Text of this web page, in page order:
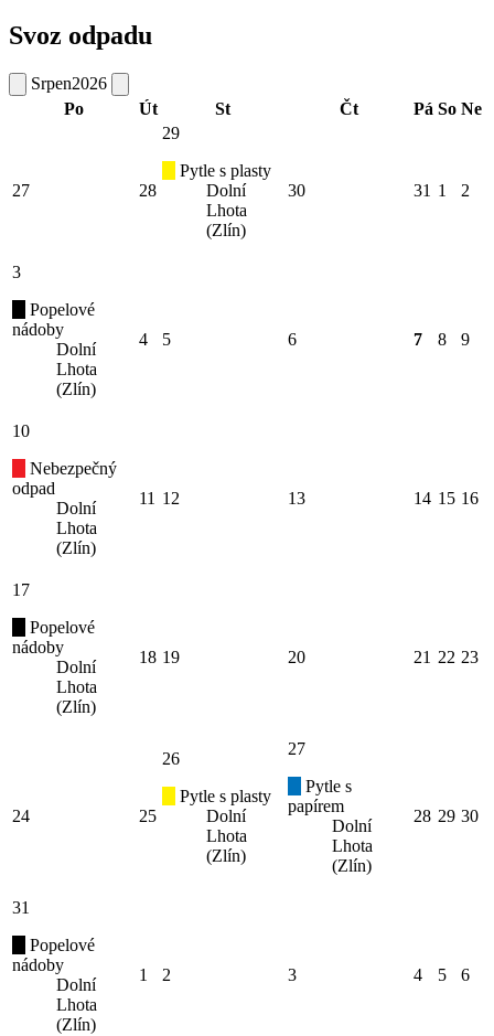
Svoz odpadu
Srpen2026
Po
Út St Čt Pá So Ne
27 28
29
Pytle s plasty
Dolní
Lhota
(Zlín)
30 31 1 2
3
Popelové
nádoby
Dolní
Lhota
(Zlín)
4 5 6 7 8 9
10
Nebezpečný
odpad
Dolní
Lhota
(Zlín)
11 12 13 14 15 16
17
Popelové
nádoby
Dolní
Lhota
(Zlín)
18 19 20 21 22 23
24 25
26
Pytle s plasty
Dolní
Lhota
(Zlín)
27
Pytle s
papírem
Dolní
Lhota
(Zlín)
28 29 30
31
Popelové
nádoby
Dolní
Lhota
(Zlín)
1 2 3 4 5 6